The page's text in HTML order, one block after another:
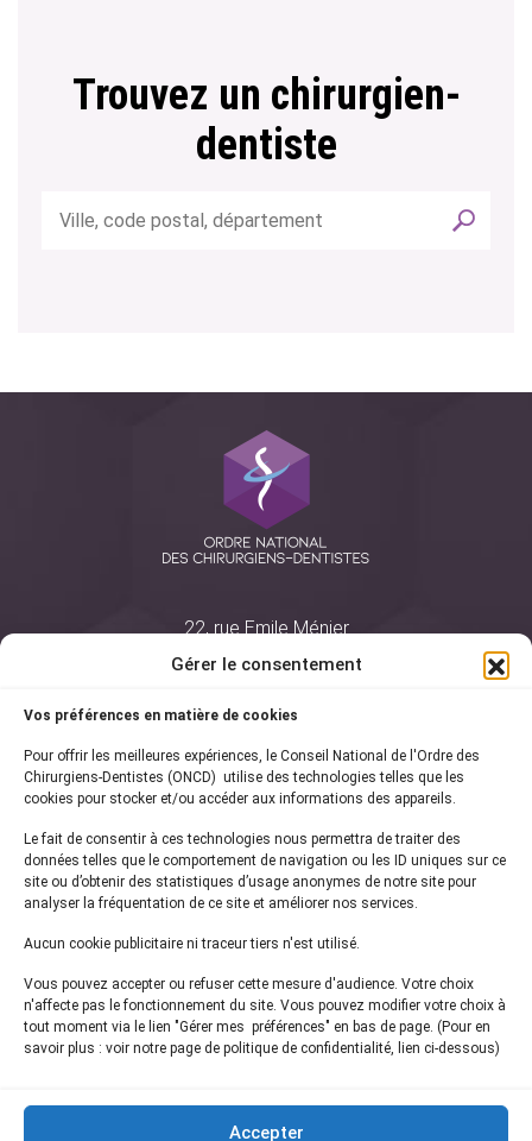
Gérer le consentement
Vos préférences en matière de cookies
Pour offrir les meilleures expériences, le Conseil National de l'Ordre des
Chirurgiens-Dentistes (ONCD) utilise des technologies telles que les
cookies pour stocker et/ou accéder aux informations des appareils.
Le fait de consentir à ces technologies nous permettra de traiter des
données telles que le comportement de navigation ou les ID uniques sur ce
site ou d’obtenir des statistiques d’usage anonymes de notre site pour
analyser la fréquentation de ce site et améliorer nos services.
Aucun cookie publicitaire ni traceur tiers n'est utilisé.
Vous pouvez accepter ou refuser cette mesure d'audience. Votre choix
n'affecte pas le fonctionnement du site. Vous pouvez modifier votre choix à
tout moment via le lien "Gérer mes préférences" en bas de page. (Pour en
savoir plus : voir notre page de politique de confidentialité, lien ci-dessous)
Accepter
Trouvez un chirurgien-
dentiste
22, rue Emile Ménier
75761 Paris Cedex 16
01 44 34 78 80
courrier@oncd.org
Actualités
Presse
Informations légales
Plan du site
Inscrivez-vous à notrenewsletter